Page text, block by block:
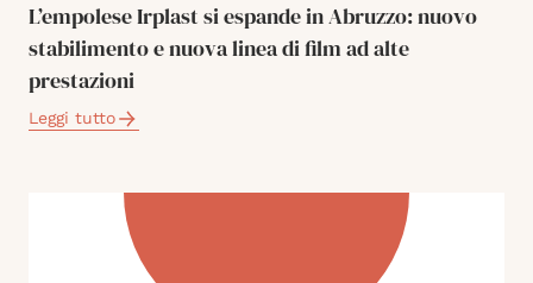
L’empolese Irplast si espande in Abruzzo: nuovo
stabilimento e nuova linea di film ad alte
prestazioni
Leggi tutto